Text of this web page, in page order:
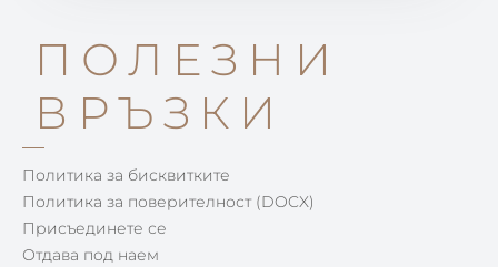
ПОЛЕЗНИ
ВРЪЗКИ
Политика за бисквитките
Политика за поверителност (DOCX)
Присъединете се
Отдава под наем